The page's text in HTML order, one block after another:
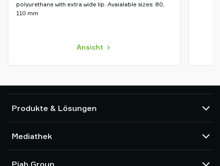
polyurethane with extra wide lip. Avaialable sizes: 80,
110 mm
Ansicht
Produkte & Lösungen
Saugnäpfe und Soft-Gripper
Komponenten des Robot End Of Arm Tooling (EOAT)
Roboter- und Cobot-Greiflösungen
Mediathek
Piab Group